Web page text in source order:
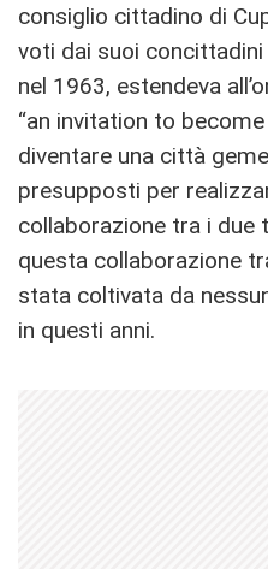
consiglio cittadino di
voti dai suoi
nel 1963, estendeva
“an invitation to
diventare una città
presupposti per
collaborazione tra i due
questa collaborazione
stata coltivata da
in questi anni.